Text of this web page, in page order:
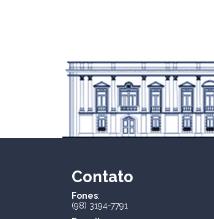
Contato
Fones:
(98) 3194-7791